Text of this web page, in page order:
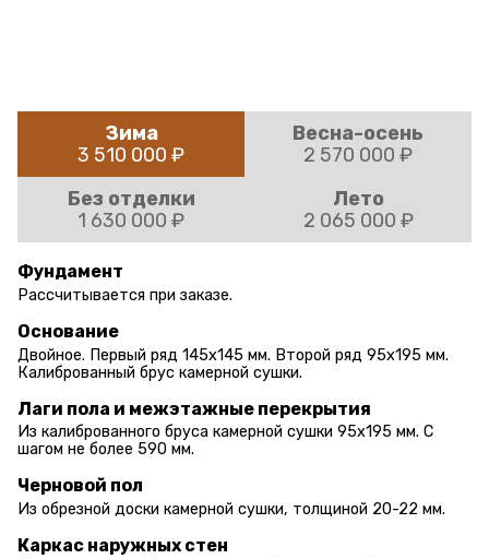
Зима
3 510 000 ₽
Весна-осень
2 570 000 ₽
Без отделки
1 630 000 ₽
Лето
2 065 000 ₽
Фундамент
Рассчитывается при заказе.
Основание
Двойное. Первый ряд 145х145 мм. Второй ряд 95х195 мм.
Калиброванный брус камерной сушки.
Лаги пола и межэтажные перекрытия
Из калиброванного бруса камерной сушки 95х195 мм. С
шагом не более 590 мм.
Черновой пол
Из обрезной доски камерной сушки, толщиной 20-22 мм.
Каркас наружных стен